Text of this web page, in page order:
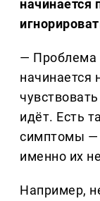
начинается
— Проблема
начинается
идёт. Есть
симптомы —
именно их
Например,